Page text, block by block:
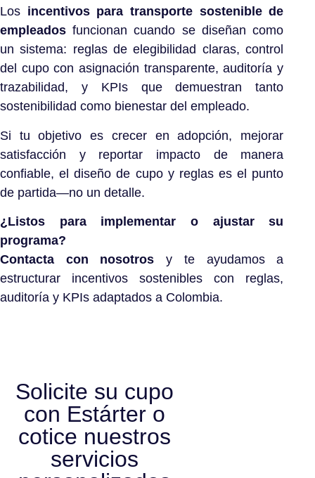
Los incentivos para transporte sostenible de
empleados funcionan cuando se diseñan como
un sistema: reglas de elegibilidad claras, control
del cupo con asignación transparente, auditoría y
trazabilidad, y KPIs que demuestran tanto
sostenibilidad como bienestar del empleado.
Si tu objetivo es crecer en adopción, mejorar
satisfacción y reportar impacto de manera
confiable, el diseño de cupo y reglas es el punto
de partida—no un detalle.
¿Listos para implementar o ajustar su
programa?
Contacta con nosotros y te ayudamos a
estructurar incentivos sostenibles con reglas,
auditoría y KPIs adaptados a Colombia.
Solicite su cupo
con Estárter o
cotice nuestros
servicios